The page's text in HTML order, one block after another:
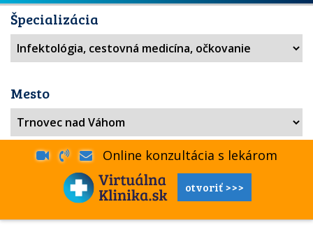
Špecializácia
Mesto
Online konzultácia s lekárom
otvoriť >>>